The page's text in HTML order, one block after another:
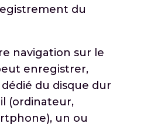
du
navigation sur le
enregistrer,
du disque dur
(ordinateur,
un ou